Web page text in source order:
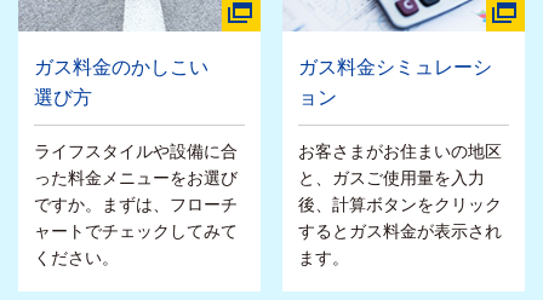
ガス料金のかしこい
選び方
ライフスタイルや設備に合
った料金メニューをお選び
ですか。まずは、フローチ
ャートでチェックしてみて
ください。
ガス料金シミュレーシ
ョン
お客さまがお住まいの地区
と、ガスご使用量を入力
後、計算ボタンをクリック
するとガス料金が表示され
ます。